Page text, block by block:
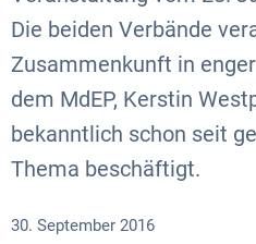
Die beiden Verbände
Zusammenkunft in
dem MdEP, Kerstin
bekanntlich schon seit
Thema beschäftigt.
30. September 2016